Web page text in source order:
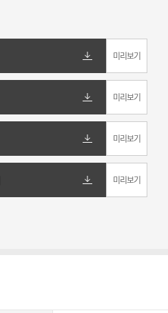
미리보기
미리보기
미리보기
미리보기